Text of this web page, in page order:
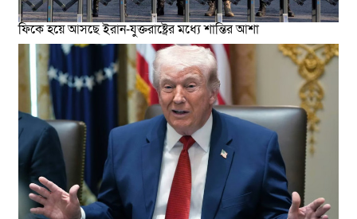
ফিকে হয়ে আসছে ইরান-যুক্তরাষ্ট্রের মধ্যে শান্তির আশা